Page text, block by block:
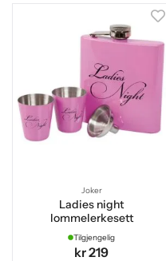
Joker
Ladies night
lommelerkesett
Tilgjengelig
kr 219